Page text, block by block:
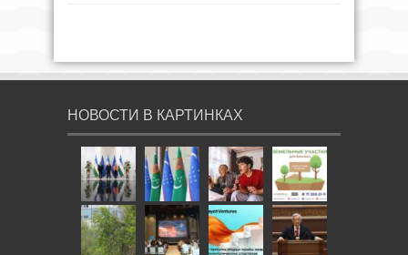
НОВОСТИ В КАРТИНКАХ